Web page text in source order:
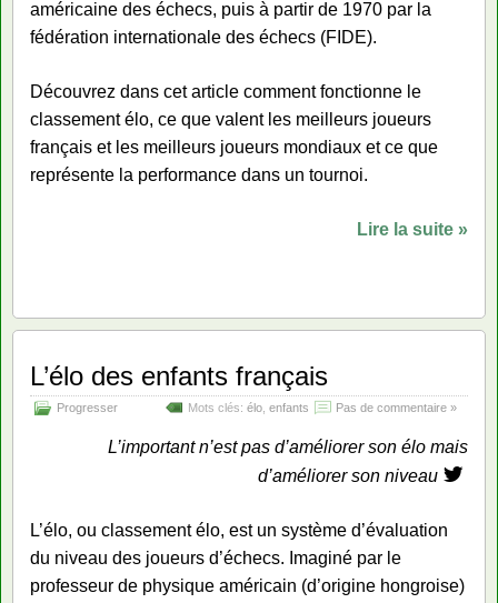
américaine des échecs, puis à partir de 1970 par la
fédération internationale des échecs (FIDE).
Découvrez dans cet article comment fonctionne le
classement élo, ce que valent les meilleurs joueurs
français et les meilleurs joueurs mondiaux et ce que
représente la performance dans un tournoi.
Lire la suite »
L’élo des enfants français
Progresser Pas de commentaire »
Mots clés: élo enfants
L’important n’est pas d’améliorer son élo mais
d’améliorer son niveau
L’élo, ou classement élo, est un système d’évaluation
du niveau des joueurs d’échecs. Imaginé par le
professeur de physique américain (d’origine hongroise)